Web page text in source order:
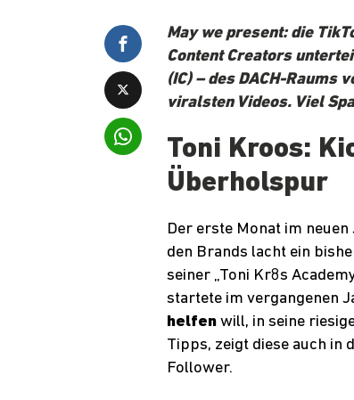
May we present: die
Content Creators
(IC) – des DACH-Raums
viralsten Videos. Viel
Toni Kroos:
Überholspur
Der erste Monat im
den Brands lacht ein
seiner „Toni Kr8s
startete im vergangenen
helfen will, in seine
Tipps, zeigt diese auch
Follower.